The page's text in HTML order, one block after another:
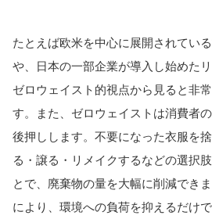
たとえば欧米を中心に展開されてい
や、日本の一部企業が導入し始めた
ゼロウェイスト的視点から見ると非
す。また、ゼロウェイストは消費者
後押しします。不要になった衣服を
る・譲る・リメイクするなどの選択
とで、廃棄物の量を大幅に削減できま
により、環境への負荷を抑えるだけ